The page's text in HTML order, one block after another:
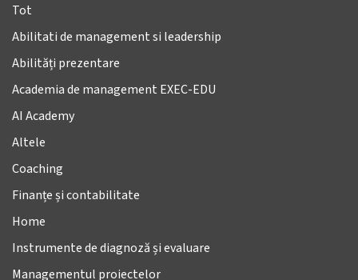
Tot
Abilitati de management si leadership
Abilități prezentare
Academia de management EXEC-EDU
AI Academy
Altele
Coaching
Finanțe și contabilitate
Home
Instrumente de diagnoză și evaluare
Managementul proiectelor